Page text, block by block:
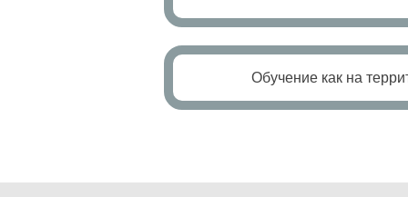
Обучение как на